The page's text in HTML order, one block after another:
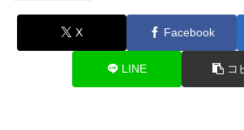
X Facebook
LINE コ